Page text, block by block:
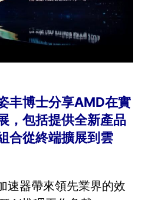
丰博士分享AMD在實
，包括提供全新產品
合從終端擴展到雲
器帶來領先業界的效